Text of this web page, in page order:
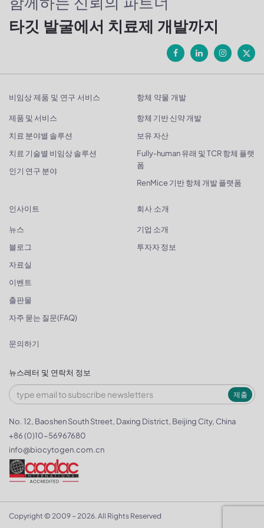
타깃 발굴에서 치료제 개발까지
비임상 제품 및 연구 서비스
제품 및 서비스
치료 분야별 솔루션
치료 기술별 비임상 솔루션
인기 연구 분야
항체 약물 개발
항체 기반 신약 개발
보유 자산
Fully-human 유래 및 TCR 항체 플랫
폼
RenMice 기반 항체 개발 플랫폼
인사이트
뉴스
블로그
자료실
이벤트
출판물
자주 묻는 질문(FAQ)
회사 소개
기업 소개
투자자 정보
문의하기
뉴스레터 및 연락처 정보
제출
No. 12, Baoshen South Street, Daxing District, Beijing City, China
+86 (0)10-56967680
info@biocytogen.com.cn
Copyright © 2009 ~ 2026. All Rights Reserved